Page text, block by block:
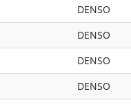
DENSO
DENSO
DENSO
DENSO